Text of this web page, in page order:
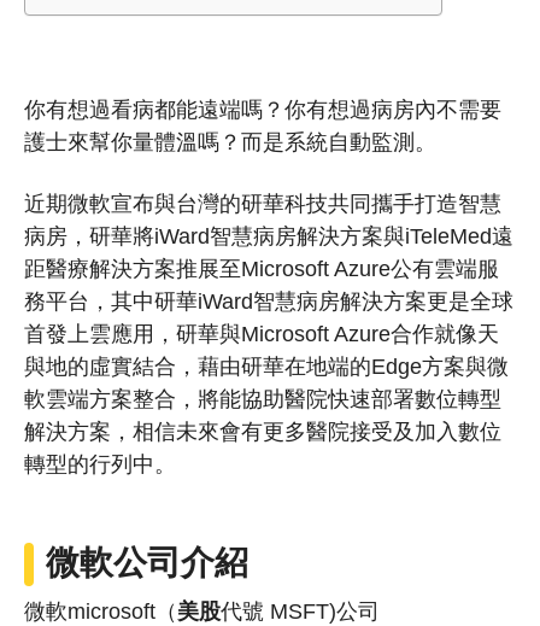
你有想過看病都能遠端嗎？你有想過病房內不需要
護士來幫你量體溫嗎？而是系統自動監測。
近期微軟宣布與台灣的研華科技共同攜手打造智慧
病房，研華將iWard智慧病房解決方案與iTeleMed遠
距醫療解決方案推展至Microsoft Azure公有雲端服
務平台，其中研華iWard智慧病房解決方案更是全球
首發上雲應用，研華與Microsoft Azure合作就像天
與地的虛實結合，藉由研華在地端的Edge方案與微
軟雲端方案整合，將能協助醫院快速部署數位轉型
解決方案，相信未來會有更多醫院接受及加入數位
轉型的行列中。
微軟公司介紹
微軟microsoft（ 美股代號 MSFT)公司